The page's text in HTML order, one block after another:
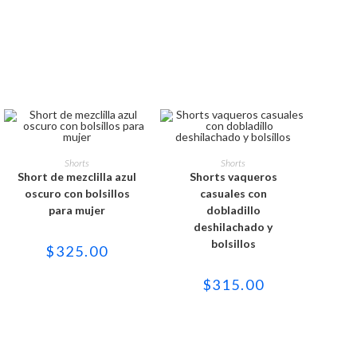
SELECCIONAR OPCIONES
Este
producto
tiene
múltiples
variantes.
opciones
elegir
en
Shorts
Short de mezclilla azul
oscuro con bolsillos
para mujer
$325.00
SELECCIONAR OPCIONES
Este
producto
tiene
múltiples
variantes.
opciones
se
pueden
elegir
página
de
Shorts
Shorts vaqueros
casuales con
dobladillo
deshilachado y
bolsillos
$315.00